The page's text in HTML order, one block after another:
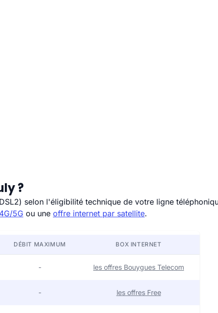
?
selon l'éligibilité technique de votre ligne
5G ou une offre internet par satellite.
DÉBIT MAXIMUM BOX INTERNET
- les offres Bouygues Telecom
- les offres Free